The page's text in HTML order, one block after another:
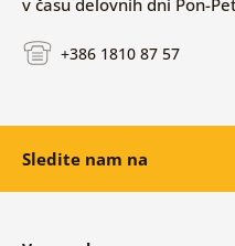
v času delovnih dni Pon-
+386 1810 87 57
Sledite nam na